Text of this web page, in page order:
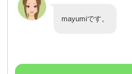
mayumiです。